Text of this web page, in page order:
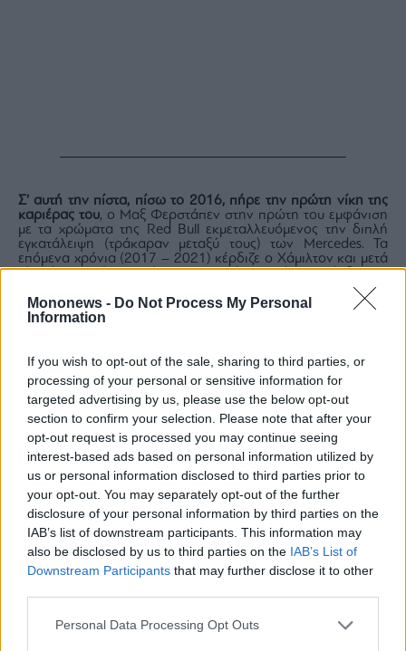
Mononews - Do Not Process My Personal
Information
If you wish to opt-out of the sale, sharing to third parties, or
processing of your personal or sensitive information for
targeted advertising by us, please use the below opt-out
section to confirm your selection. Please note that after your
opt-out request is processed you may continue seeing
interest-based ads based on personal information utilized by
us or personal information disclosed to third parties prior to
your opt-out. You may separately opt-out of the further
disclosure of your personal information by third parties on the
IAB’s list of downstream participants. This information may
also be disclosed by us to third parties on the IAB’s List of
Downstream Participants that may further disclose it to other
Personal Data Processing Opt Outs
Σ’ αυτή την πίστα, πίσω το 2016, πήρε την πρώτη νίκη της
καριέρας του, ο Μαξ Φερστάπεν στην πρώτη του εμφάνιση
με τα χρώματα της Red Bull εκμεταλλευόμενος την διπλή
εγκατάλειψη (τράκαραν μεταξύ τους) των Mercedes. Τα
επόμενα χρόνια (2017 – 2021) κέρδιζε ο Χάμιλτον και μετά
είχε ένα σερί 3 νικών, ο Φερστάπεν. Πέρυσι κέρδισε ο
Πιάστρι με τη McLaren. Φέτος όμως τα πράγματα είναι
απρόβλεπτα.
Η πίστα της Καταλονίας με μήκος 4.657m και σχήμα σαν
παρελθόν, δοκιμές εξέλιξης. Πιθανόν στις κατατακτήριες
δοκιμές να δούμε το φαινόμενο της ομοιομορφίας δηλαδή
τα μονοθέσια μιας ομάδας στην ίδια σειρά εκκίνησης. Αυτό
συμβαίνει γιατί στη συγκεκριμένη πίστα παίζουν κυρίαρχο
ρόλο τα χαρακτηριστικά των μονοθεσίων, η αεροδυναμική
τους απόδοση και η ισχύς της υβριδικής μηχανής.